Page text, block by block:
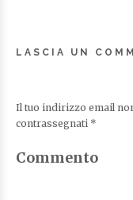
LASCIA UN
Il tuo indirizzo email
contrassegnati *
Commento